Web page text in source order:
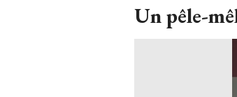
Un pêle-